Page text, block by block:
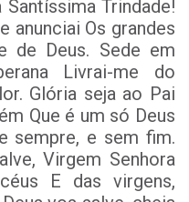
Trindade!
anunciai Os grandes
de Deus. Sede em
Livrai-me do
Glória seja ao Pai
Que é um só Deus
sempre, e sem fim.
Virgem Senhora
E das virgens,